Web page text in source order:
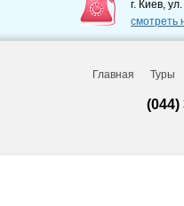
г. Киев,
смотреть
Главная Туры
(044)